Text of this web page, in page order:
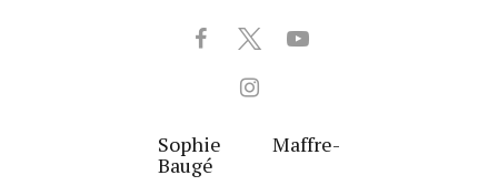
Sophie Maffre-
Baugé